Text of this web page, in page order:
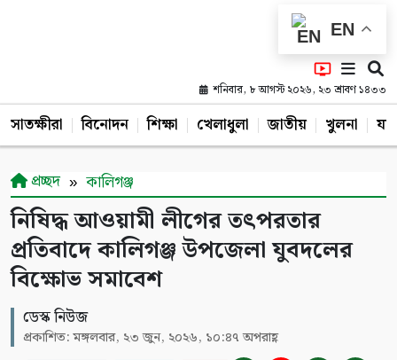
EN
শনিবার, ৮ আগস্ট ২০২৬, ২৩ শ্রাবণ ১৪৩৩
সাতক্ষীরা বিনোদন শিক্ষা খেলাধুলা জাতীয় খুলনা
প্রচ্ছদ কালিগঞ্জ
নিষিদ্ধ আওয়ামী লীগের তৎপরতার
প্রতিবাদে কালিগঞ্জ উপজেলা যুবদলের
বিক্ষোভ সমাবেশ
ডেস্ক নিউজ
প্রকাশিত: মঙ্গলবার, ২৩ জুন, ২০২৬, ১০:৪৭ অপরাহ্ণ